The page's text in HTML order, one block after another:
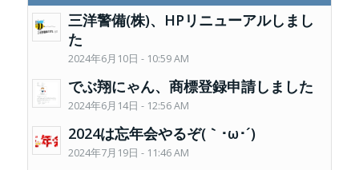
三洋警備(株)、HPリニューアルしまし
た
2024年6月10日 - 10:59 AM
でぶ翔にゃん、商標登録申請しました
2024年6月14日 - 12:56 AM
2024は忘年会やるぞ(｀･ω･´)
2024年7月19日 - 11:46 AM